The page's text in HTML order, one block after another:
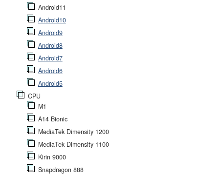
Android11
Android10
Android9
Android8
Android7
Android6
Android5
CPU
M1
A14 Bionic
MediaTek Dimensity 1200
MediaTek Dimensity 1100
Kirin 9000
Snapdragon 888